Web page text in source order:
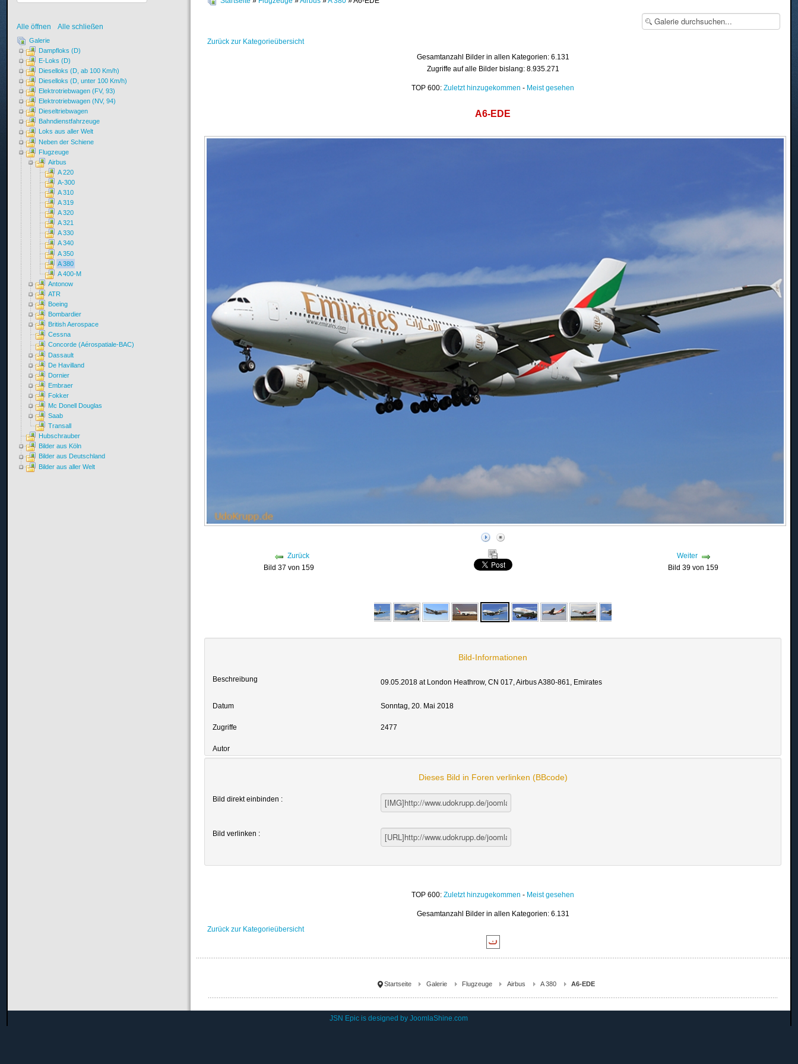
Zurück zur Kategorieübersicht
Gesamtanzahl Bilder in allen Kategorien: 6.131
Zugriffe auf alle Bilder bislang: 8.935.271
TOP 600:Zuletzt hinzugekommen - Meist gesehen
A6-EDE
Zurück
Bild 37 von 159
Weiter
Bild 39 von 159
Bild-Informationen
Beschreibung 09.05.2018 at London Heathrow, CN 017, Airbus A380-861, Emirates
Datum Sonntag, 20. Mai 2018
Zugriffe 2477
Autor
Dieses Bild in Foren verlinken (BBcode)
Bild direkt einbinden :
Bild verlinken :
TOP 600:Zuletzt hinzugekommen - Meist gesehen
Gesamtanzahl Bilder in allen Kategorien: 6.131
Zurück zur Kategorieübersicht
Startseite Galerie Flugzeuge Airbus A 380 A6-EDE
Alle öffnen Alle schließen
Galerie
Dampfloks (D)
E-Loks (D)
Dieselloks (D, ab 100 Km/h)
Dieselloks (D, unter 100 Km/h)
Elektrotriebwagen (FV, 93)
Elektrotriebwagen (NV, 94)
Dieseltriebwagen
Bahndienstfahrzeuge
Loks aus aller Welt
Neben der Schiene
Flugzeuge
Airbus
A 220
A-300
A 310
A 319
A 320
A 321
A 330
A 340
A 350
A 380
A 400-M
Antonow
ATR
Boeing
Bombardier
British Aerospace
Cessna
Concorde (Aérospatiale-BAC)
Dassault
De Havilland
Dornier
Embraer
Fokker
Mc Donell Douglas
Saab
Transall
Hubschrauber
Bilder aus Köln
Bilder aus Deutschland
Bilder aus aller Welt
JSN Epic is designed byJoomlaShine.com